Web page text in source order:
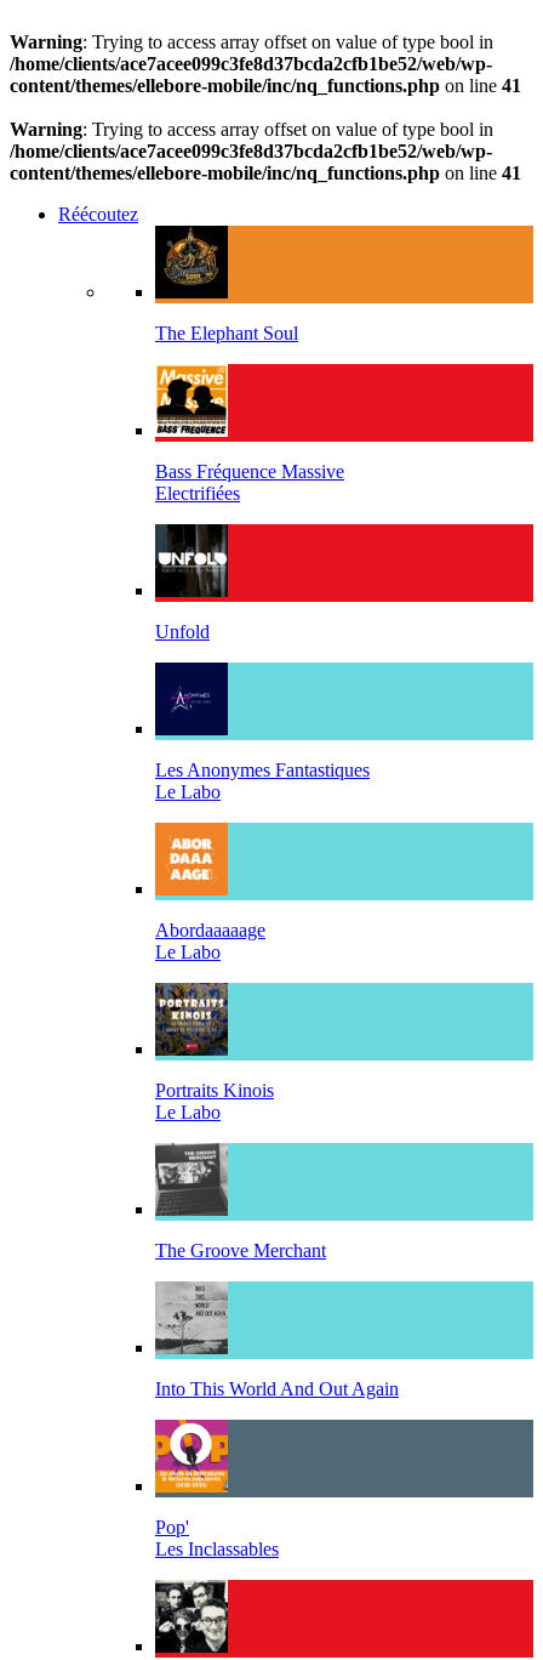
Warning: Trying to access array offset on value of type bool in
/home/clients/ace7acee099c3fe8d37bcda2cfb1be52/web/wp-
content/themes/ellebore-mobile/inc/nq_functions.php on line 41
Warning: Trying to access array offset on value of type bool in
/home/clients/ace7acee099c3fe8d37bcda2cfb1be52/web/wp-
content/themes/ellebore-mobile/inc/nq_functions.php on line 41
Réécoutez
The Elephant Soul
Bass Fréquence Massive
Electrifiées
Unfold
Les Anonymes Fantastiques
Le Labo
Abordaaaaage
Le Labo
Portraits Kinois
Le Labo
The Groove Merchant
Into This World And Out Again
Pop'
Les Inclassables